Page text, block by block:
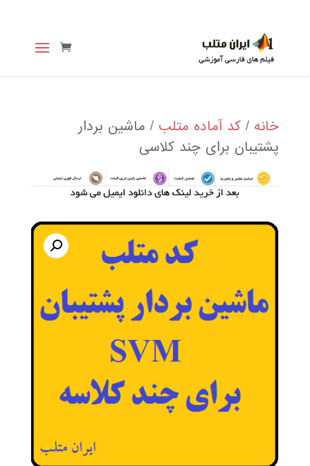
خانه / کد آماده متلب / ماشین بردار
پشتیبان برای چند کلاسی